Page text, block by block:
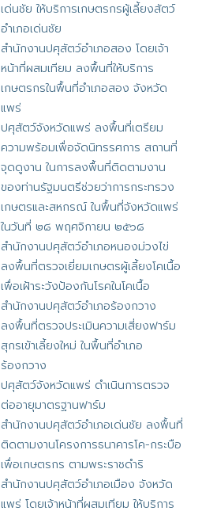
เด่นชัย ให้บริการเกษตรกรผู้เลี้ยงสัตว์
อำเภอเด่นชัย
สำนักงานปศุสัตว์อำเภอสอง โดยเจ้า
หน้าที่ผสมเทียม ลงพื้นที่ให้บริการ
เกษตรกรในพื้นที่อำเภอสอง จังหวัด
แพร่
ปศุสัตว์จังหวัดแพร่ ลงพื้นที่เตรียม
ความพร้อมเพื่อจัดนิทรรศการ สถานที่
จุดดูงาน ในการลงพื้นที่ติดตามงาน
ของท่านรัฐมนตรีช่วยว่าการกระทรวง
เกษตรและสหกรณ์ ในพื้นที่จังหวัดแพร่
ในวันที่ ๒๘ พฤศจิกายน ๒๕๖๘
สำนักงานปศุสัตว์อำเภอหนองม่วงไข่
ลงพื้นที่ตรวจเยี่ยมเกษตรผู้เลี้ยงโคเนื้อ
เพื่อเฝ้าระวังป้องกันโรคในโคเนื้อ
สำนักงานปศุสัตว์อำเภอร้องกวาง
ลงพื้นที่ตรวจประเมินความเสี่ยงฟาร์ม
สุกรเข้าเลี้ยงใหม่ ในพื้นที่อำเภอ
ร้องกวาง
ปศุสัตว์จังหวัดแพร่ ดำเนินการตรวจ
ต่ออายุมาตรฐานฟาร์ม
สำนักงานปศุสัตว์อำเภอเด่นชัย ลงพื้นที่
ติดตามงานโครงการธนาคารโค-กระบือ
เพื่อเกษตรกร ตามพระราชดำริ
สำนักงานปศุสัตว์อำเภอเมือง จังหวัด
แพร่ โดยเจ้าหน้าที่ผสมเทียม ให้บริการ